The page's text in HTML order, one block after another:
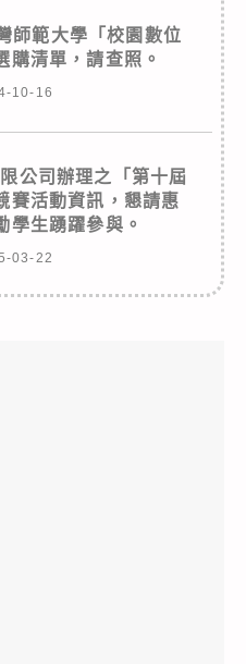
師範大學「校園數位
購清單，請查照。
10-16
公司辦理之「第十屆
賽活動資訊，懇請惠
學生踴躍參與。
03-22